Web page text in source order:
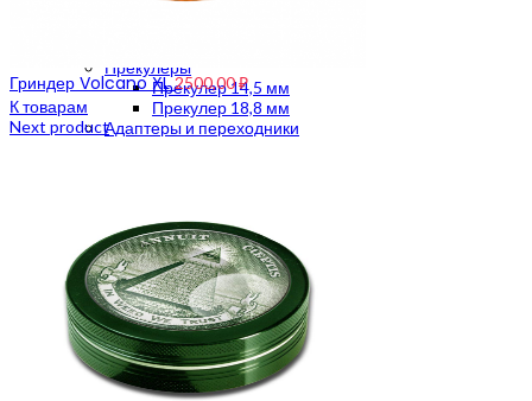
Шлифы для бонга 14,5 mm
Прекулеры
Прекулер 14,5 мм
Прекулер 18,8 мм
Адаптеры и переходники
Портативные вапорайзеры
Стационарные вапорайзеры
Электронные вапорайзеры
Вапорайзер для масла
Механические вапорайзеры
Аксессуары для вапорайзера
Трубки
Металлические трубки
Трубки ручной работы
Гриндер Volcano XL2500,00₽
К товарам
Next product